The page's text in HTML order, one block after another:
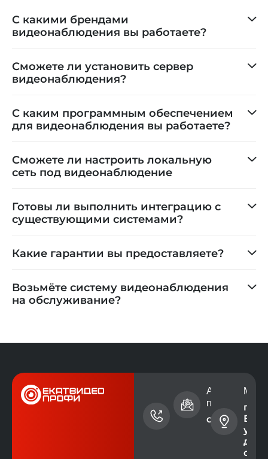
С какими брендами
видеонаблюдения вы работаете?
Сможете ли установить сервер
видеонаблюдения?
С каким программным обеспечением
для видеонаблюдения вы работаете?
Сможете ли настроить локальную
сеть под видеонаблюдение
Готовы ли выполнить интеграцию с
существующими системами?
Какие гарантии вы предоставляете?
Возьмёте систему видеонаблюдения
на обслуживание?
телефона
+7 (343)
Адрес
почты
г.
ул.
дом